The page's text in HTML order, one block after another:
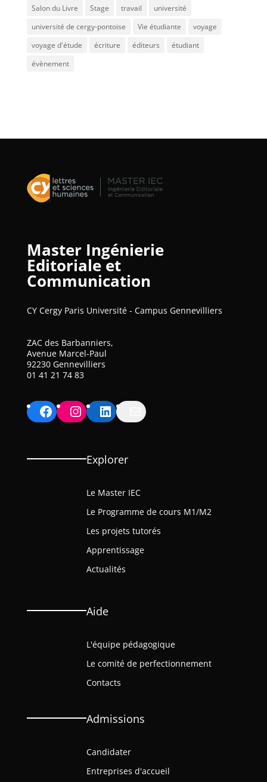
Salon du Livre
Stage travail
université
université de cergy-pontoise
Vie étudiante
voyage
voyage d'étude
écriture éditeurs
étudiant
évènement
Master Ingénierie
Editoriale et
Communication
CY Cergy Paris Université - Campus Gennevilliers
ZAC des Barbanniers,
Avenue Marcel-Paul
92230 Gennevilliers
01 41 21 74 83
Facebook Instagram LinkedIn
Explorer
Le Master IEC
Le Programme de cours M1/M2
Les projets tutorés
Apprentissage
Actualités
Aide
L'équipe pédagogique
Le comité de perfectionnement
Contacts
Admissions
Candidater
Entreprises d'accueil